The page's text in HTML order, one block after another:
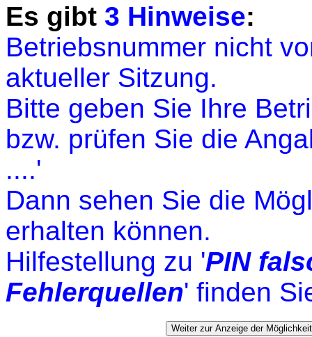
Es gibt 3 Hinweise:
Betriebsnummer nicht
aktueller Sitzung.
Bitte geben Sie Ihre
bzw. prüfen Sie die
....'
Dann sehen Sie die
erhalten können.
Hilfestellung zu 'PIN
Fehlerquellen' finden